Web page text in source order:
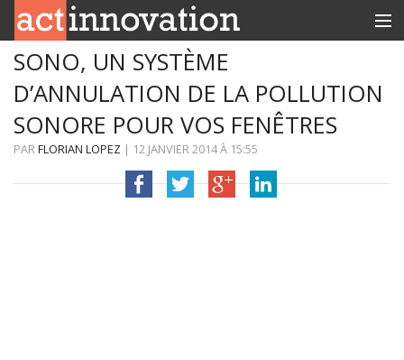
RUBRIQUES
INNOBOX
CONTACT
SONO, UN SYSTÈME
D’ANNULATION DE LA POLLUTION
SONORE POUR VOS FENÊTRES
PARFLORIAN LOPEZ | 12 JANVIER 2014À 15:55